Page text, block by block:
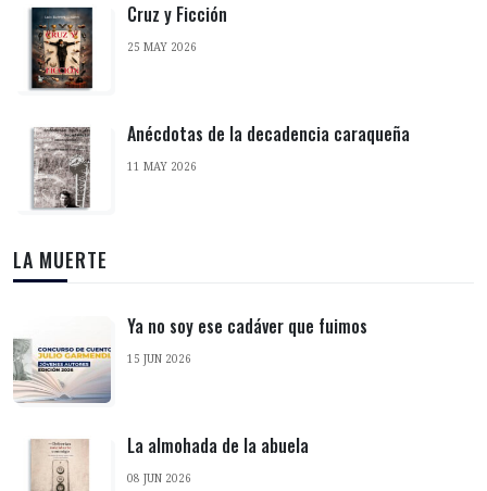
Cruz y Ficción
25 MAY 2026
Anécdotas de la decadencia caraqueña
11 MAY 2026
LA MUERTE
Ya no soy ese cadáver que fuimos
15 JUN 2026
La almohada de la abuela
08 JUN 2026